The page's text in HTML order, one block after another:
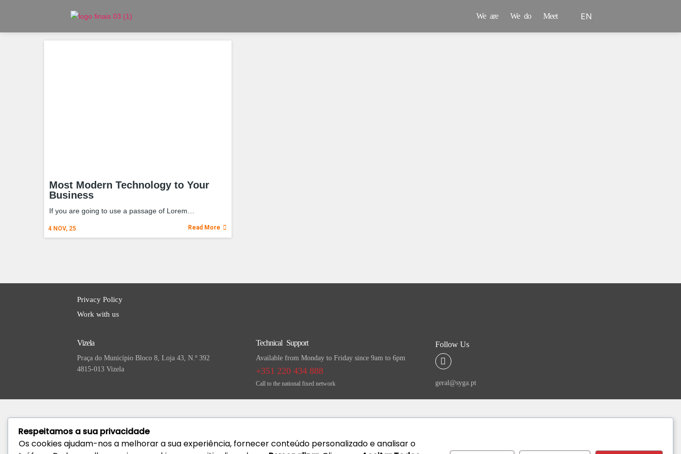
We are We do Meet
EN
PT
Most Modern Technology to Your
Business
4 NOV, 25
If you are going to use a passage of Lorem…
Read More
Privacy Policy
Work with us
Vizela
Praça do Município Bloco 8, Loja 43, N.º 392
4815-013 Vizela
Technical Support
Available from Monday to Friday since 9am to 6pm
+351 220 434 888
Call to the national fixed network
Follow Us
geral@syga.pt
Respeitamos a sua privacidade
Os cookies ajudam-nos a melhorar a sua experiência, fornecer conteúdo personalizado e analisar o